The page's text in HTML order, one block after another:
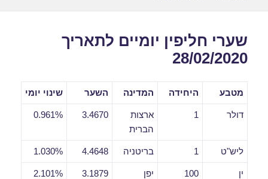
שערי חליפין יומיים לתאריך
28/02/2020
מטבע היחידה המדינה השער שינוי יומי
דולר 1
ארצות
הברית
3.4670
0.961%
ליש"ט 1 בריטניה 4.4648
1.030%
ין 100 יפן 3.1879
2.101%